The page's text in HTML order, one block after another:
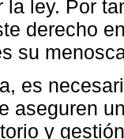
la ley. Por
derecho
su
es
aseguren
y